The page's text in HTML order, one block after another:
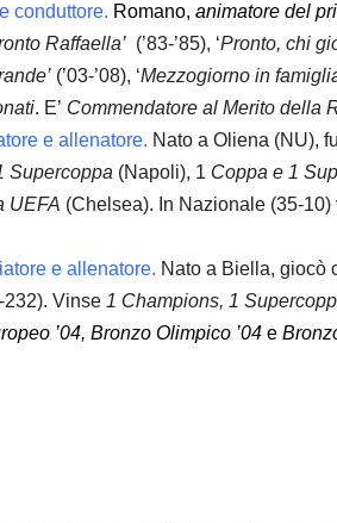
conduttore. Romano, animatore del
Raffaella’ (’83-’85), ‘Pronto, chi
(’03-’08), ‘Mezzogiorno in
. E’ Commendatore al Merito della
e allenatore. Nato a Oliena (NU),
Supercoppa (Napoli), 1 Coppa e 1
UEFA (Chelsea). In Nazionale (35-10)
e allenatore. Nato a Biella, giocò
232). Vinse 1 Champions, 1
’04, Bronzo Olimpico ’04 e